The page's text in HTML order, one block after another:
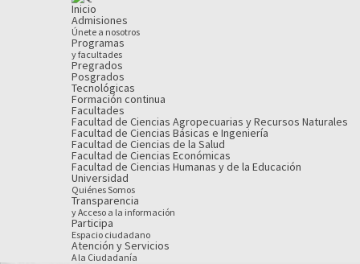
Inicio
Admisiones
Únete a nosotros
Programas
y facultades
Pregrados
Posgrados
Tecnológicas
Formación continua
Facultades
Facultad de Ciencias Agropecuarias y Recursos Naturales
Facultad de Ciencias Básicas e Ingeniería
Facultad de Ciencias de la Salud
Facultad de Ciencias Económicas
Facultad de Ciencias Humanas y de la Educación
Universidad
Quiénes Somos
Transparencia
y Acceso a la información
Participa
Espacio ciudadano
Atención y Servicios
A la Ciudadanía